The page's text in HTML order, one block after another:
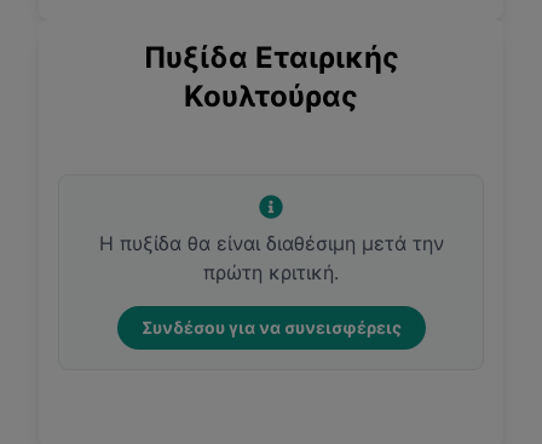
Πυξίδα Εταιρικής
Κουλτούρας
Η πυξίδα θα είναι διαθέσιμη μετά την
πρώτη κριτική.
Συνδέσου για να συνεισφέρεις